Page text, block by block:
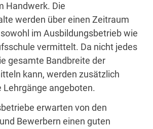
Handwerk. Die
werden über einen Zeitraum
im Ausbildungsbetrieb wie
vermittelt. Da nicht jedes
gesamte Bandbreite der
kann, werden zusätzlich
Lehrgänge angeboten.
erwarten von den
Bewerbern einen guten